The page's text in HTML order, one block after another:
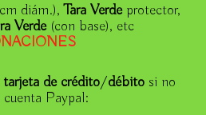
diám.),Tara Verdeprotector,
Verde (con base), etc
S
tarjeta de crédito/débito si no
cuenta Paypal: